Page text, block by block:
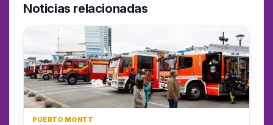
Noticias relacionadas
PUERTO MONTT